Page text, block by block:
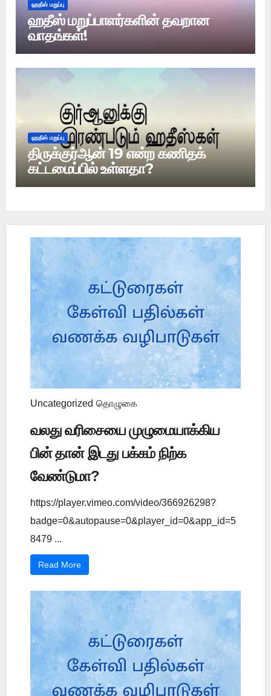
ஹதீஸ் மறுப்பு
ஹதீஸ் மறுப்பாளர்களின் தவறான
வாதங்கள்!
ஹதீஸ் மறுப்பு
திருக்குர்ஆன் 19 என்ற கணிதக்
கட்டமைப்பில் உள்ளதா?
Uncategorized தொழுகை
வலது வரிசையை முழுமையாக்கிய
பின் தான் இடது பக்கம் நிற்க
வேண்டுமா?
https://player.vimeo.com/video/366926298?
badge=0&autopause=0&player_id=0&app_id=5
8479 ...
Read More